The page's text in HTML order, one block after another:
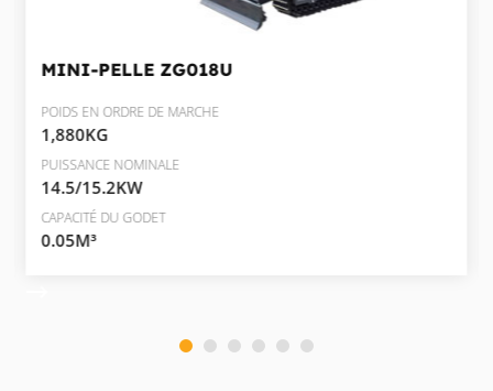
MINI-PELLE ZG018U
POIDS EN ORDRE DE MARCHE
1,880KG
PUISSANCE NOMINALE
14.5/15.2KW
CAPACITÉ DU GODET
0.05M³